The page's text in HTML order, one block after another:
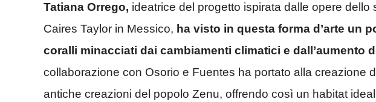
Tatiana Orrego, ideatrice del progetto ispirata dalle opere
Caires Taylor in Messico, ha visto in questa forma d’arte un
coralli minacciati dai cambiamenti climatici e dall’aumento
collaborazione con Osorio e Fuentes ha portato alla creazione
antiche creazioni del popolo Zenu, offrendo così un habitat